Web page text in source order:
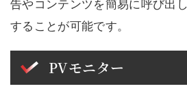
告やコンテンツを簡易に呼び出
することが可能です。
PVモニター